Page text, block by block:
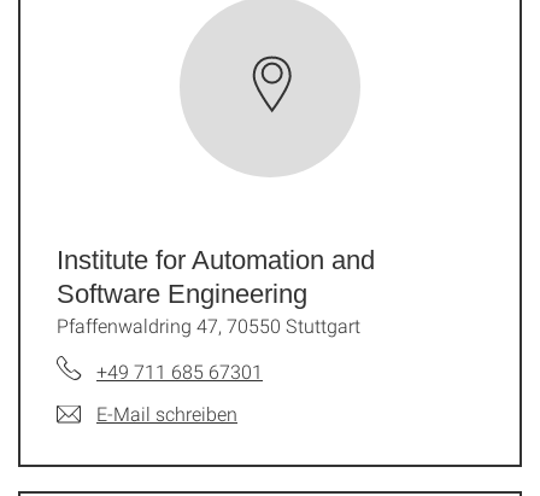
Institute for Automation and
Software Engineering
Pfaffenwaldring 47, 70550 Stuttgart
+49 711 685 67301
E-Mail schreiben